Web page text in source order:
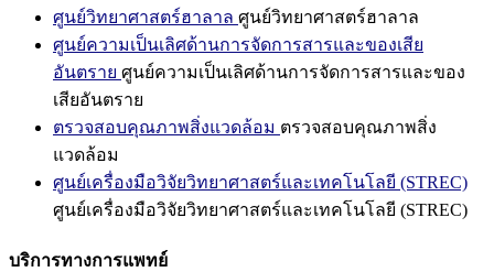
ศูนย์วิทยาศาสตร์ฮาลาล ศูนย์วิทยาศาสตร์ฮาลาล
ศูนย์ความเป็นเลิศด้านการจัดการสารและของเสีย
อันตราย ศูนย์ความเป็นเลิศด้านการจัดการสารและของ
เสียอันตราย
ตรวจสอบคุณภาพสิ่งแวดล้อม ตรวจสอบคุณภาพสิ่ง
แวดล้อม
ศูนย์เครื่องมือวิจัยวิทยาศาสตร์และเทคโนโลยี (STREC)
ศูนย์เครื่องมือวิจัยวิทยาศาสตร์และเทคโนโลยี (STREC)
บริการทางการแพทย์